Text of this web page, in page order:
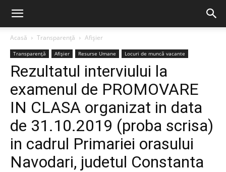
Acasă Transparență Afișier
Transparență Afișier Resurse Umane Locuri de muncă vacante
Rezultatul interviului la
examenul de PROMOVARE
IN CLASA organizat in data
de 31.10.2019 (proba scrisa)
in cadrul Primariei orasului
Navodari, judetul Constanta